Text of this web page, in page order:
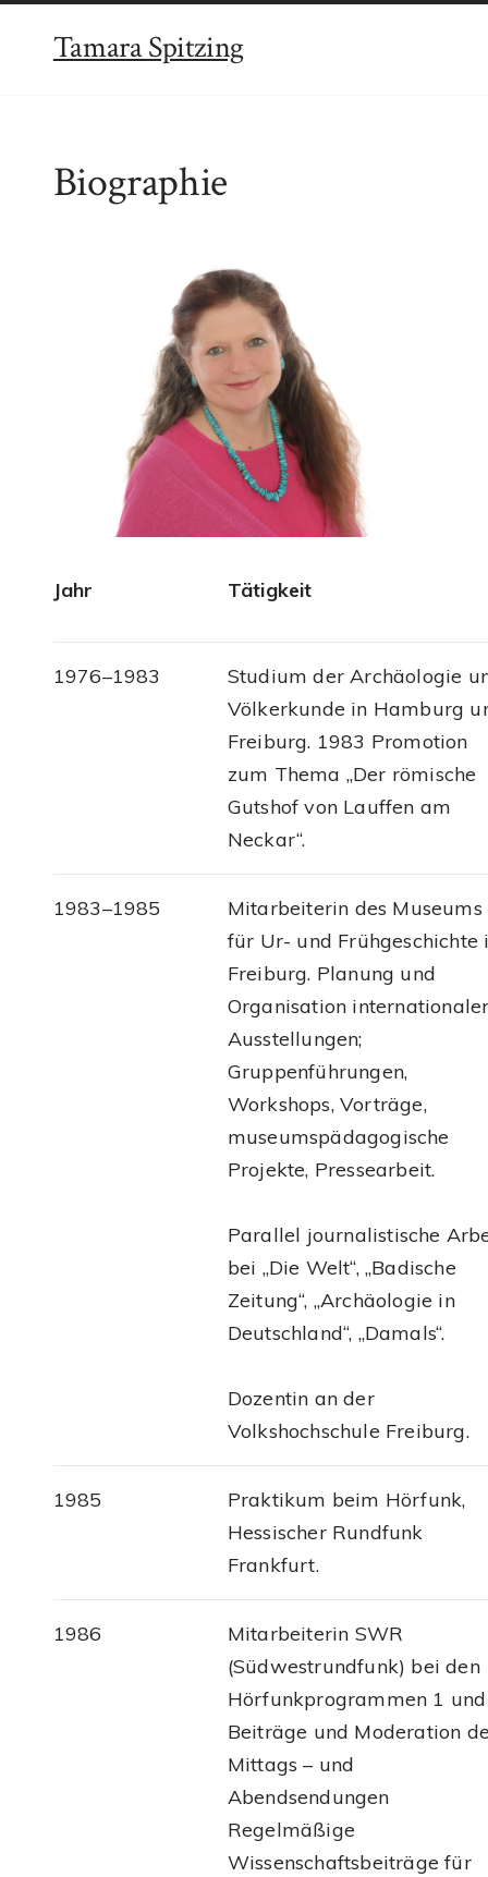
Tamara Spitzing
Biographie
Jahr Tätigkeit
1976–1983
Studium der Archäologie
Völkerkunde in Hamburg
Freiburg. 1983 Promotion
zum Thema „Der römische
Gutshof von Lauffen am
Neckar“.
1983–1985
Mitarbeiterin des Museums
für Ur- und Frühgeschichte
Freiburg. Planung und
Organisation
Ausstellungen;
Gruppenführungen,
Workshops, Vorträge,
museumspädagogische
Projekte, Pressearbeit.
Parallel journalistische
bei „Die Welt“, „Badische
Zeitung“, „Archäologie in
Deutschland“, „Damals“.
Dozentin an der
Volkshochschule Freiburg.
1985
Praktikum beim Hörfunk,
Hessischer Rundfunk
Frankfurt.
1986
Mitarbeiterin SWR
(Südwestrundfunk) bei den
Hörfunkprogrammen 1
Beiträge und Moderation
Mittags – und
Abendsendungen
Regelmäßige
Wissenschaftsbeiträge für